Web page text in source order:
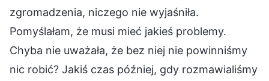
zgromadzenia, niczego nie wyjaśniła.
Pomyślałam, że musi mieć jakieś problemy.
Chyba nie uważała, że bez niej nie powinniśmy
nic robić? Jakiś czas później, gdy rozmawialiśmy